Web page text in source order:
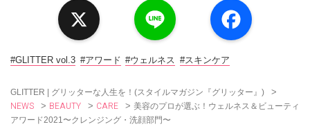
a
c
#GLITTER vol.3 #アワード #ウェルネス #スキンケア
GLITTER | グリッターな人生を！(スタイルマガジン『グリッター』) >
NEWS > BEAUTY > CARE > 美容のプロが選ぶ！ウェルネス＆ビューティ
アワード2021〜クレンジング・洗顔部門〜